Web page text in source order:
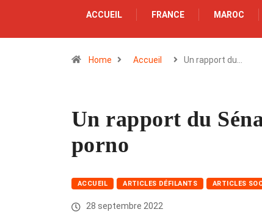
ACCUEIL FRANCE MAROC
Home Accueil Un rapport du…
Un rapport du
porno
ACCUEIL ARTICLES DÉFILANTS ARTICLES
28 septembre 2022